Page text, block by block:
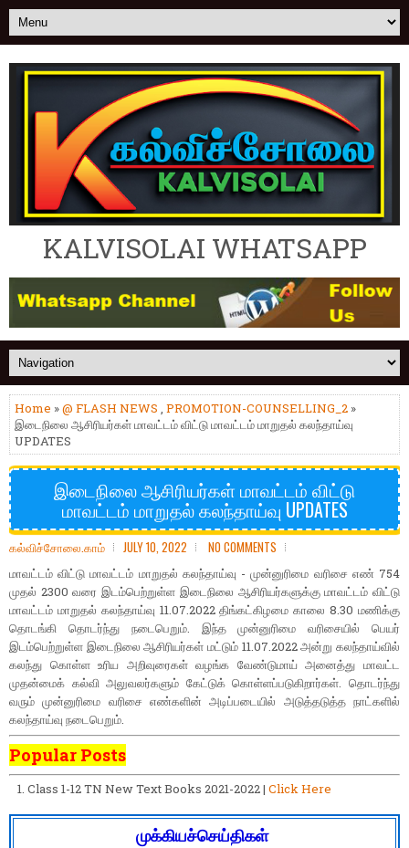
KALVISOLAI WHATSAPP
Home »@ FLASH NEWS , PROMOTION-COUNSELLING_2 »
இடைநிலை ஆசிரியர்கள் மாவட்டம் விட்டு மாவட்டம் மாறுதல் கலந்தாய்வு
UPDATES
இடைநிலை ஆசிரியர்கள் மாவட்டம் விட்டு
மாவட்டம் மாறுதல் கலந்தாய்வு UPDATES
கல்விச்சோலை.காம் JULY 10, 2022 NO COMMENTS
மாவட்டம் விட்டு மாவட்டம் மாறுதல் கலந்தாய்வு - முன்னுரிமை வரிசை எண் 754
முதல் 2300 வரை இடம்பெற்றுள்ள இடைநிலை ஆசிரியர்களுக்கு மாவட்டம் விட்டு
மாவட்டம் மாறுதல் கலந்தாய்வு 11.07.2022 திங்கட்கிழமை காலை 8.30 மணிக்கு
தொடங்கி தொடர்ந்து நடைபெறும். இந்த முன்னுரிமை வரிசையில் பெயர்
இடம்பெற்றுள்ள இடைநிலை ஆசிரியர்கள் மட்டும் 11.07.2022 அன்று கலந்தாய்வில்
கலந்து கொள்ள உரிய அறிவுரைகள் வழங்க வேண்டுமாய் அனைத்து மாவட்ட
முதன்மைக் கல்வி அலுவலர்களும் கேட்டுக் கொள்ளப்படுகிறார்கள். தொடர்ந்து
வரும் முன்னுரிமை வரிசை எண்களின் அடிப்படையில் அடுத்தடுத்த நாட்களில்
கலந்தாய்வு நடைபெறும்.
Popular Posts
Class 1-12 TN New Text Books 2021-2022 | Click Here
முக்கியச்செய்திகள்